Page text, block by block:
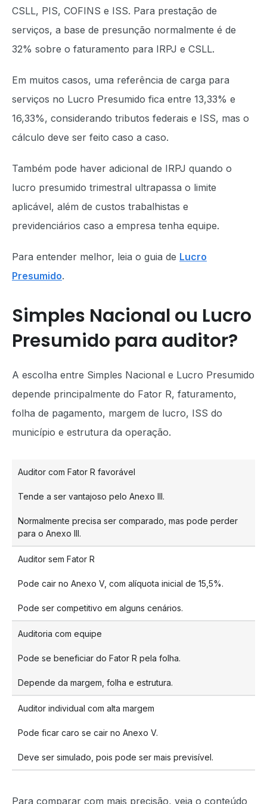
CSLL, PIS, COFINS e ISS. Para prestação de
serviços, a base de presunção normalmente é de
32% sobre o faturamento para IRPJ e CSLL.
Em muitos casos, uma referência de carga para
serviços no Lucro Presumido fica entre 13,33% e
16,33%, considerando tributos federais e ISS, mas o
cálculo deve ser feito caso a caso.
Também pode haver adicional de IRPJ quando o
lucro presumido trimestral ultrapassa o limite
aplicável, além de custos trabalhistas e
previdenciários caso a empresa tenha equipe.
Para entender melhor, leia o guia de Lucro
Presumido.
Simples Nacional ou Lucro
Presumido para auditor?
A escolha entre Simples Nacional e Lucro Presumido
depende principalmente do Fator R, faturamento,
folha de pagamento, margem de lucro, ISS do
município e estrutura da operação.
Auditor com Fator R favorável
Tende a ser vantajoso pelo Anexo III.
Normalmente precisa ser comparado, mas pode perder
para o Anexo III.
Auditor sem Fator R
Pode cair no Anexo V, com alíquota inicial de 15,5%.
Pode ser competitivo em alguns cenários.
Auditoria com equipe
Pode se beneficiar do Fator R pela folha.
Depende da margem, folha e estrutura.
Auditor individual com alta margem
Pode ficar caro se cair no Anexo V.
Deve ser simulado, pois pode ser mais previsível.
Para comparar com mais precisão, veja o conteúdo